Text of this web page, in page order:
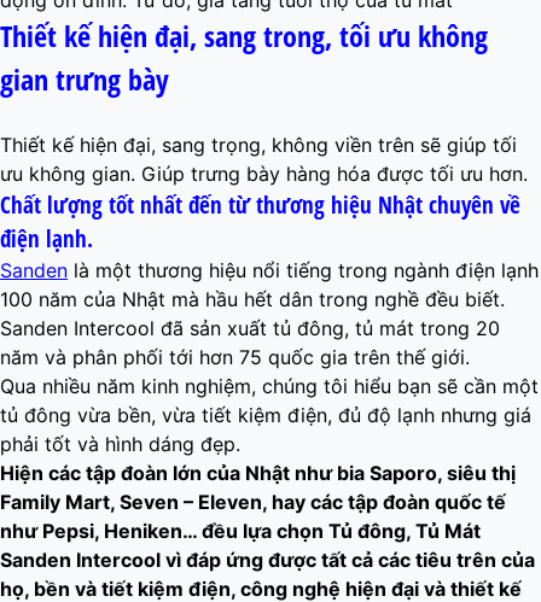
Thiết kế hiện đại, sang trong, tối ưu không
gian trưng bày
Thiết kế hiện đại, sang trọng, không viền trên sẽ giúp tối
ưu không gian. Giúp trưng bày hàng hóa được tối ưu hơn.
Chất lượng tốt nhất đến từ thương hiệu Nhật chuyên về
điện lạnh.
Sanden là một thương hiệu nổi tiếng trong ngành điện lạnh
100 năm của Nhật mà hầu hết dân trong nghề đều biết.
Sanden Intercool đã sản xuất tủ đông, tủ mát trong 20
năm và phân phối tới hơn 75 quốc gia trên thế giới.
Qua nhiều năm kinh nghiệm, chúng tôi hiểu bạn sẽ cần một
tủ đông vừa bền, vừa tiết kiệm điện, đủ độ lạnh nhưng giá
phải tốt và hình dáng đẹp.
Hiện các tập đoàn lớn của Nhật như bia Saporo, siêu thị
Family Mart, Seven – Eleven, hay các tập đoàn quốc tế
như Pepsi, Heniken… đều lựa chọn Tủ đông, Tủ Mát
Sanden Intercool vì đáp ứng được tất cả các tiêu trên của
họ, bền và tiết kiệm điện, công nghệ hiện đại và thiết kế